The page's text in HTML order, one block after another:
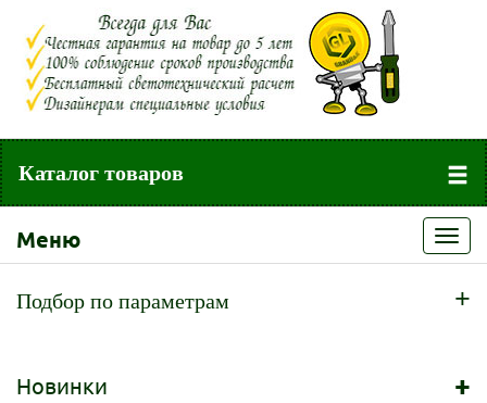
Каталог товаров
Меню
Подбор по параметрам +
Новинки +